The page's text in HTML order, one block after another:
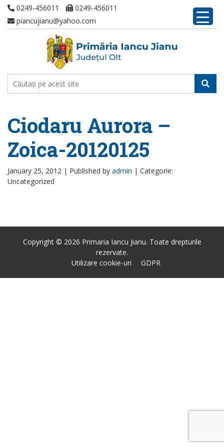
0249-456011
0249-456011
piancujianu@yahoo.com
Ciodaru Aurora –
Zoica-20120125
January 25, 2012 | Published by admin | Categorie:
Uncategorized
Copyright © 2026 Primaria Iancu Jianu. Toate drepturile
rezervate.
Utilizare cookie-uri
GDPR